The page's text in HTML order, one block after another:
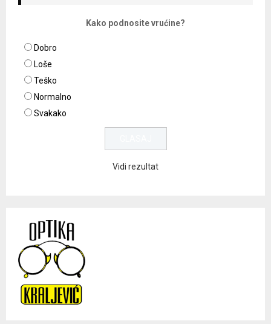
Kako podnosite vrućine?
Dobro
Loše
Teško
Normalno
Svakako
Vidi rezultat